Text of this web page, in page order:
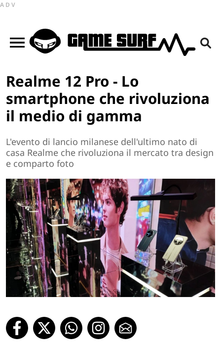
ADV
Realme 12 Pro - Lo
smartphone che rivoluziona
il medio di gamma
L'evento di lancio milanese dell'ultimo nato di
casa Realme che rivoluziona il mercato tra design
e comparto foto